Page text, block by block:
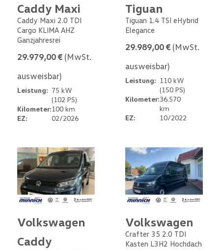
Caddy Maxi
Caddy Maxi 2.0 TDI
Cargo KLIMA AHZ
Ganzjahresrei
29.979,00 € (MwSt.
ausweisbar)
Leistung: 75 kW
(102 PS)
Kilometer:100 km
EZ:
02/2026
Tiguan
Tiguan 1.4 TSI eHybrid
Elegance
29.989,00 € (MwSt.
ausweisbar)
Leistung: 110 kW
(150 PS)
Kilometer:36.570
km
EZ:
10/2022
Volkswagen
Caddy
Volkswagen
Crafter 35 2.0 TDI
Kasten L3H2 Hochdach